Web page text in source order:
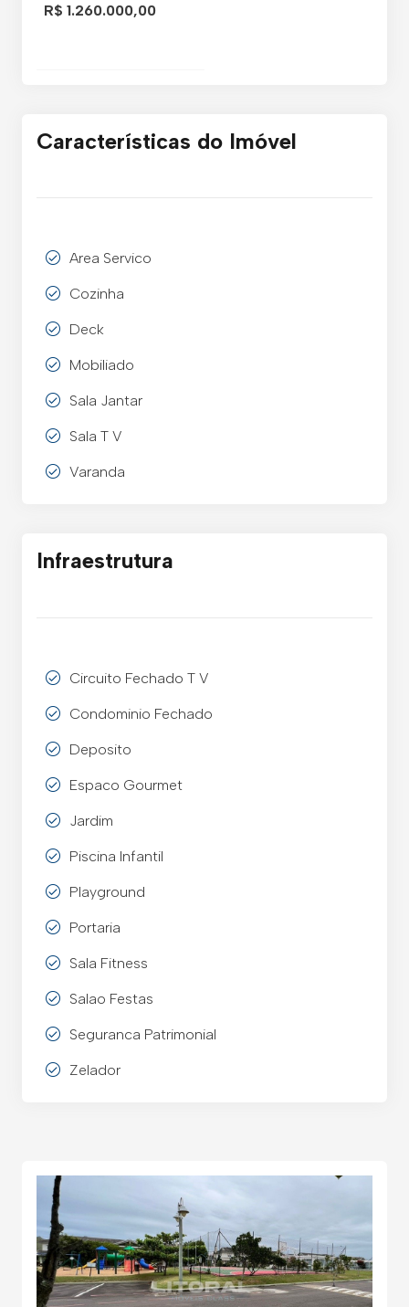
R$ 1.260.000,00
Características do Imóvel
Area Servico
Cozinha
Deck
Mobiliado
Sala Jantar
Sala T V
Varanda
Infraestrutura
Circuito Fechado T V
Condominio Fechado
Deposito
Espaco Gourmet
Jardim
Piscina Infantil
Playground
Portaria
Sala Fitness
Salao Festas
Seguranca Patrimonial
Zelador